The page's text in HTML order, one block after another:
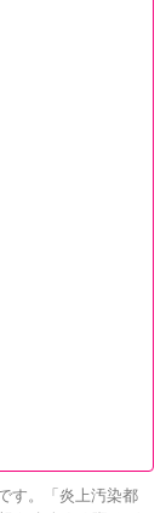
す。「炎上汚染都